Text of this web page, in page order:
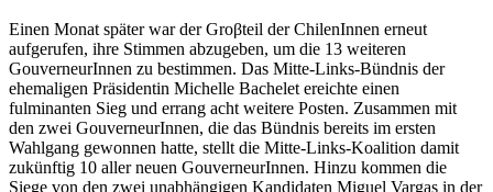
Einen Monat später war der Groβteil der ChilenInnen erneut
aufgerufen, ihre Stimmen abzugeben, um die 13 weiteren
GouverneurInnen zu bestimmen. Das Mitte-Links-Bündnis der
ehemaligen Präsidentin Michelle Bachelet ereichte einen
fulminanten Sieg und errang acht weitere Posten. Zusammen mit
den zwei GouverneurInnen, die das Bündnis bereits im ersten
Wahlgang gewonnen hatte, stellt die Mitte-Links-Koalition damit
zukünftig 10 aller neuen GouverneurInnen. Hinzu kommen die
Siege von den zwei unabhängigen Kandidaten Miguel Vargas in der